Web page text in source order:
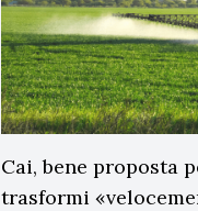
Cai, bene proposta
trasformi